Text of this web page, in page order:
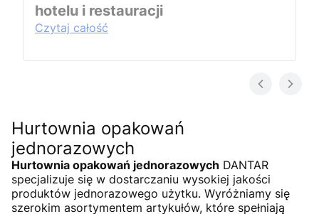
hotelu i restauracji
Czytaj całość
Hurtownia opakowań
jednorazowych
Hurtownia opakowań jednorazowych DANTAR
specjalizuje się w dostarczaniu wysokiej jakości
produktów jednorazowego użytku. Wyróżniamy się
szerokim asortymentem artykułów, które spełniają